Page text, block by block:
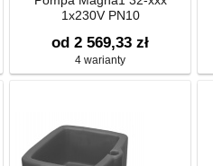
1x230V PN10
od 2 569,33 zł
4 warianty